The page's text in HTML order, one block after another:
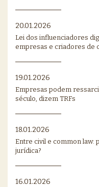
20.01.2026
Lei dos influenciadores
empresas e criadores de
19.01.2026
Empresas podem
século, dizem TRFs
18.01.2026
Entre civil e common law:
jurídica?
16.01.2026